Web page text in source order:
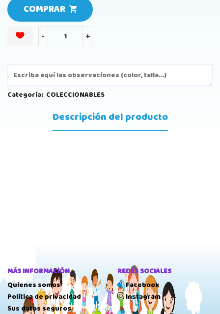
COMPRAR
- +
Categoría: COLECCIONABLES
Descripción del producto
MÁS INFORMACIÓN
Quienes somos
Política de privacidad
Sus datos seguros
REDES SOCIALES
Facebook
Instagram